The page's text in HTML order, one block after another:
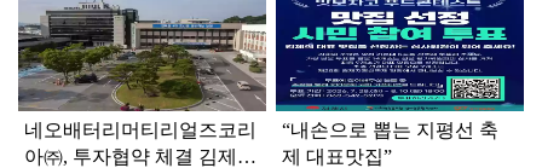
인
네오배터리머티리얼즈코리
아㈜, 투자협약 체결 김제
“내손으로 뽑는 지평선 축
제 대표맛집”